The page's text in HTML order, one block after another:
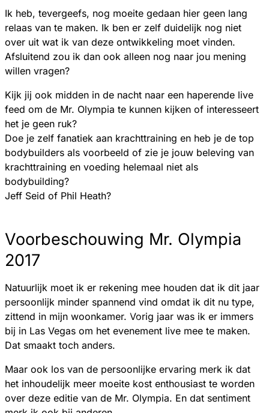
Ik heb, tevergeefs, nog moeite gedaan hier geen lang
relaas van te maken. Ik ben er zelf duidelijk nog niet
over uit wat ik van deze ontwikkeling moet vinden.
Afsluitend zou ik dan ook alleen nog naar jou mening
willen vragen?
Kijk jij ook midden in de nacht naar een haperende live
feed om de Mr. Olympia te kunnen kijken of interesseert
het je geen ruk?
Doe je zelf fanatiek aan krachttraining en heb je de top
bodybuilders als voorbeeld of zie je jouw beleving van
krachttraining en voeding helemaal niet als
bodybuilding?
Jeff Seid of Phil Heath?
Voorbeschouwing Mr. Olympia
2017
Natuurlijk moet ik er rekening mee houden dat ik dit jaar
persoonlijk minder spannend vind omdat ik dit nu type,
zittend in mijn woonkamer. Vorig jaar was ik er immers
bij in Las Vegas om het evenement live mee te maken.
Dat smaakt toch anders.
Maar ook los van de persoonlijke ervaring merk ik dat
het inhoudelijk meer moeite kost enthousiast te worden
over deze editie van de Mr. Olympia. En dat sentiment